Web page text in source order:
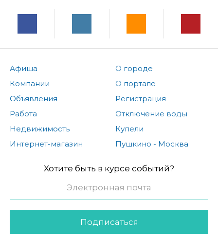
Афиша
Компании
Объявления
Работа
Недвижимость
Интернет-магазин
О городе
О портале
Регистрация
Отключение воды
Купели
Пушкино - Москва
Хотите быть в курсе событий?
Подписаться